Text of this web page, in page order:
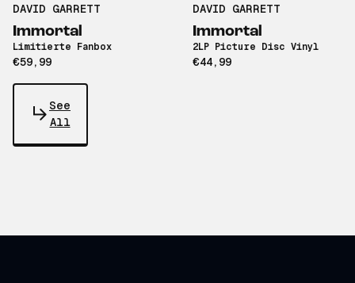
DAVID GARRETT
Immortal
Limitierte Fanbox
€59,99
DAVID GARRETT
Immortal
2LP Picture Disc Vinyl
€44,99
See
All